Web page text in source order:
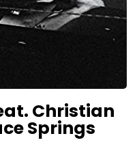
Christian
Springs